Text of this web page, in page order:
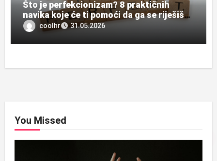
Što je perfekcionizam? 8 praktičnih
navika koje će ti pomoći da ga se riješiš
zauvijek
coolhr 31.05.2026
You Missed